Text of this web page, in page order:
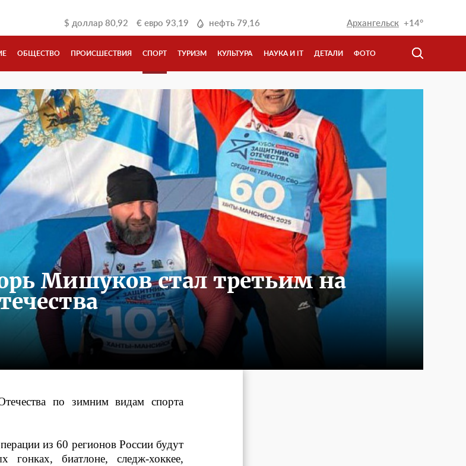
$ доллар 80,92 € евро 93,19 нефть 79,16 Архангельск +14°
ОБЩЕСТВО ПРОИСШЕСТВИЯ СПОРТ ТУРИЗМ КУЛЬТУРА НАУКА И IT ДЕТАЛИ ФОТО
Мишуков стал третьим на
по зимним видам спорта
из 60 регионов России будут
гонках, биатлоне, следж-хоккее,